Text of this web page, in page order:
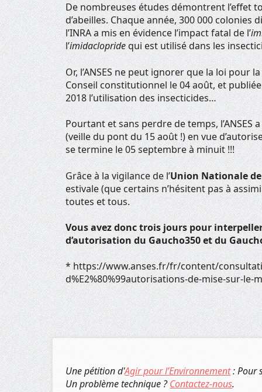
De nombreuses études démontrent l’effet
d’abeilles. Chaque année, 300 000
l’INRA a mis en évidence l’impact fatal de l’
l’imidaclopridequi est utilisé dans les
Or, l’ANSES ne peut ignorer que la loi pour
Conseil constitutionnel le 04 août, et
2018 l’utilisation des insecticides…
Pourtant et sans perdre de temps,
(veille du pont du 15 août !) en vue
se termine le 05 septembre à minuit !!!
Grâce à la vigilance de l’Union Nationale de
estivale (que certains n’hésitent pas à
toutes et tous.
Vous avez donc trois jours pour
d’autorisation du Gaucho350 et du
* https://www.anses.fr/fr/content/
d%E2%80%99autorisations-de-mise-sur-le-
Une pétition d'Agir pour l’Environnement: Pour
Un problème technique ?Contactez-nous.